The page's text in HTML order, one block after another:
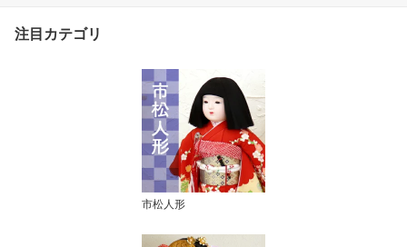
注目カテゴリ
市松人形